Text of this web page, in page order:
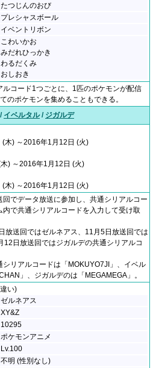
たつじんのおび
プレシャスボール
イベントリボン
こわいかお
みだれひっかき
わるだくみ
おしおき
ルコード1つごとに、1匹のポケモンが配信
のポケモンを集めることもできる。
/ イベルタル/ ジガルデ
木) ～2016年1月12日 (火)
) ～2016年1月12日 (火)
木) ～2016年1月12日 (火)
回でデータ放送に参加し、共通シリアルコー
内で共通シリアルコードを入力して受け取
放送回ではゼルネアス、11月5日放送回では
12日放送回ではジガルデの共通シリアルコ
シリアルコードは「MOKUYO7JI」、イベル
」、ジガルデのは「MEGAMEGA」。
い)
ゼルネアス
XY&Z
10295
ポケモンアニメ
Lv.100
不明 (性別なし)